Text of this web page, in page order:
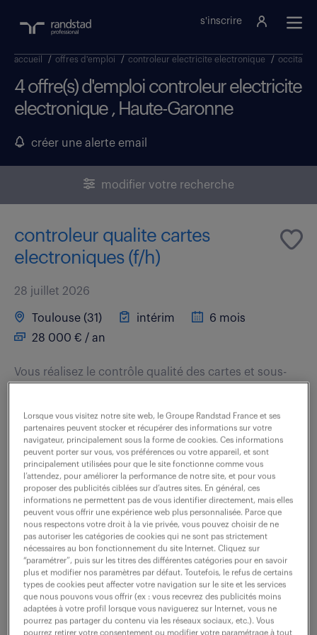
s'inscrire
accueil / offres d'emploi / controleur electricite electronique / occitanie
4 offre(s) d'emploi controleur electricite
electronique , Haute-Garonne
créer une alerte email
modifier votre recherche
controleur qualite cartes
electroniques (f/h)
28 juillet 2026
Toulouse (31) intérim
6 mois
28 000 € / an
Vous réalisez le contrôle qualité des cartes et sous-
comprend pour l'essentiel : - Le contrôle des cartes et
des assemblages d'équipements . -...
voir l'offre
controleur qualite électrique (f/h)
10 juin 2026
Blagnac (31) intérim
6 mois
28 000 - 34 000 € / an
Lorsque vous visitez notre site web, le Groupe Randstad France et ses
partenaires peuvent stocker et récupérer des informations sur votre
navigateur, principalement sous la forme de cookies. Ces informations
peuvent porter sur vous, vos préférences ou votre appareil, et sont
principalement utilisées pour que le site fonctionne comme vous
l’attendez, pour améliorer la performance de notre site, et pour vous
proposer des publicités ciblées sur d’autres sites. En général, ces
informations ne permettent pas de vous identifier directement, mais elles
peuvent vous offrir une expérience web plus personnalisée. Parce que
nous respectons votre droit à la vie privée, vous pouvez choisir de ne
pas autoriser les catégories de cookies qui ne sont pas strictement
nécessaires au bon fonctionnement du site Internet. Cliquez sur
“paramétrer”, puis sur les titres des différentes catégories pour en savoir
plus et modifier nos paramètres par défaut. Toutefois, le refus de certains
types de cookies peut affecter votre navigation sur le site et les services
que nous pouvons vous offrir (ex : vous recevrez des publicités moins
adaptées à votre profil lorsque vous naviguerez sur Internet, vous ne
pourrez pas partager du contenu via les réseaux sociaux, etc.). Vous
pourrez retirer votre consentement ou modifier votre paramétrage à tout